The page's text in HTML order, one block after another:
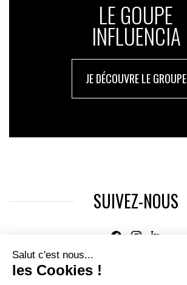
LE GOUPE
INFLUENCIA
JE DÉCOUVRE LE GROUPE
SUIVEZ-NOUS